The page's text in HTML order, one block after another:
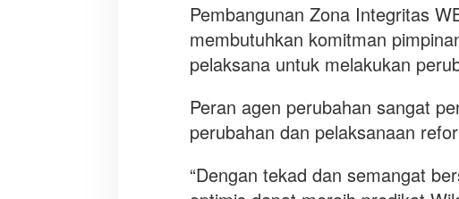
Pembangunan Zona Integritas
membutuhkan komitman
pelaksana untuk melakukan
Peran agen perubahan sangat
perubahan dan pelaksanaan
“Dengan tekad dan semangat